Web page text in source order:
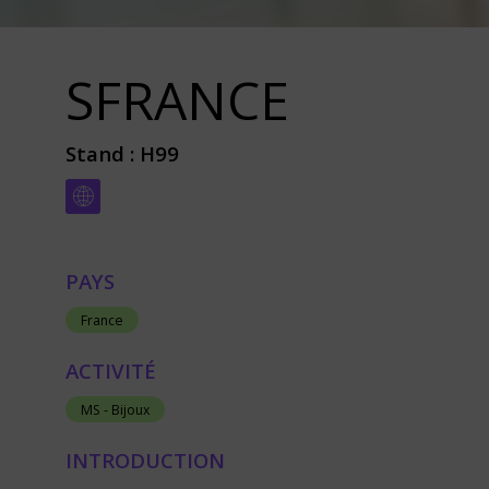
SFRANCE
Stand : H99
PAYS
France
ACTIVITÉ
MS - Bijoux
INTRODUCTION